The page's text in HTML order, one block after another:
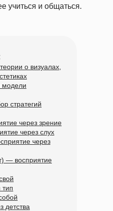
учиться и общаться.
о визуалах,
модели
стратегий
через зрение
через слух
через
— восприятие
детства